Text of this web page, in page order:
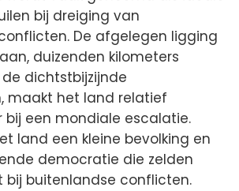
bij dreiging van
De afgelegen ligging
duizenden kilometers
dichtstbijzijnde
maakt het land relatief
een mondiale escalatie.
land een kleine bevolking en
democratie die zelden
bij buitenlandse conflicten.